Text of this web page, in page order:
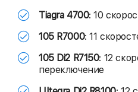
Tiagra 4700: 10
105 R7000: 11
105 Di2 R7150: 12
переключение